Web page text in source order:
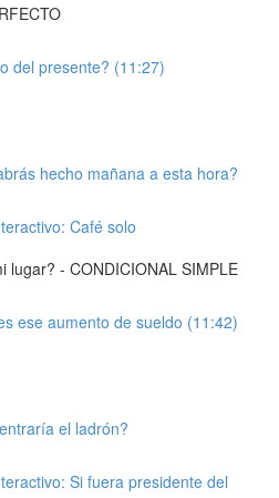
del presente? (11:27)
hecho mañana a esta hora?
Café solo
lugar? - CONDICIONAL SIMPLE
ese aumento de sueldo (11:42)
el ladrón?
Si fuera presidente del